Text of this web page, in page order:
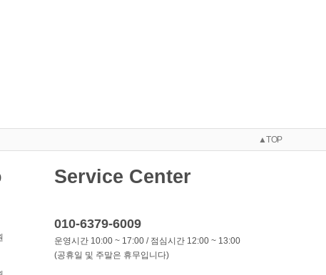
▲TOP
Service Center
010-6379-6009
운영시간 10:00 ~ 17:00 / 점심시간 12:00 ~ 13:00
(공휴일 및 주말은 휴무입니다)